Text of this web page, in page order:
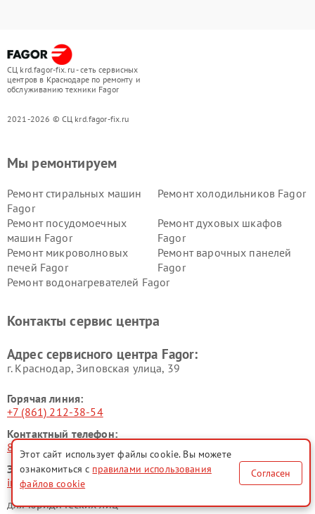
СЦ krd.fagor-fix.ru - сеть сервисных
центров в Краснодаре по ремонту и
обслуживанию техники Fagor
2021-2026 © СЦ krd.fagor-fix.ru
Мы ремонтируем
Ремонт стиральных машин
Fagor
Ремонт холодильников Fagor
Ремонт посудомоечных
машин Fagor
Ремонт духовых шкафов
Fagor
Ремонт микроволновых
печей Fagor
Ремонт варочных панелей
Fagor
Ремонт водонагревателей Fagor
Контакты сервис центра
Адрес сервисного центра Fagor:
г. Краснодар, Зиповская улица, 39
Горячая линия:
+7 (861) 212-38-54
Контактный телефон:
8 (800) 100-33-26
Электронная почта:
info@fagor-fix.ru
для юридических лиц
Этот сайт использует файлы cookie. Вы можете
ознакомиться с правилами использования
файлов cookie
Согласен